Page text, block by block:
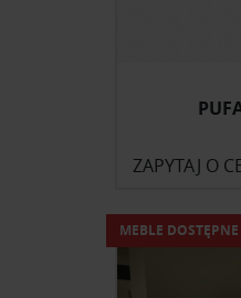
ZAPYTAJ O
MEBLE